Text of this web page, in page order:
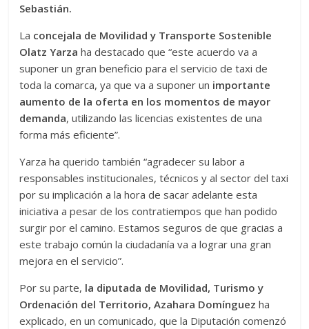
Sebastián.
La concejala de Movilidad y Transporte Sostenible
Olatz Yarzaha destacado que “este acuerdo va a
suponer un gran beneficio para el servicio de taxi de
toda la comarca, ya que va a suponer un importante
aumento de la oferta en los momentos de mayor
demanda, utilizando las licencias existentes de una
forma más eficiente”.
Yarza ha querido también “agradecer su labor a
responsables institucionales, técnicos y al sector del taxi
por su implicación a la hora de sacar adelante esta
iniciativa a pesar de los contratiempos que han podido
surgir por el camino. Estamos seguros de que gracias a
este trabajo común la ciudadanía va a lograr una gran
mejora en el servicio”.
Por su parte, la diputada de Movilidad, Turismo y
Ordenación del Territorio, Azahara Domínguez ha
explicado, en un comunicado, que la Diputación comenzó